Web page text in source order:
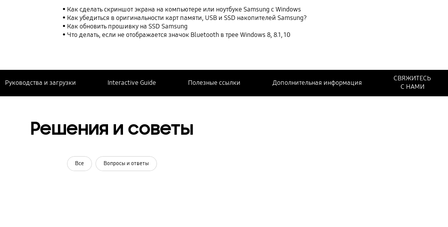
Как сделать скриншот экрана на компьютере или ноутбуке Samsung с Windows
Как убедиться в оригинальности карт памяти, USB и SSD накопителей Samsung?
Как обновить прошивку на SSD Samsung
Что делать, если не отображается значок Bluetooth в трее Windows 8, 8.1, 10
Руководства и загрузки Interactive Guide Полезные ссылки Дополнительная информация
СВЯЖИТЕСЬ
С НАМИ
Решения и советы
Все Вопросы и ответы